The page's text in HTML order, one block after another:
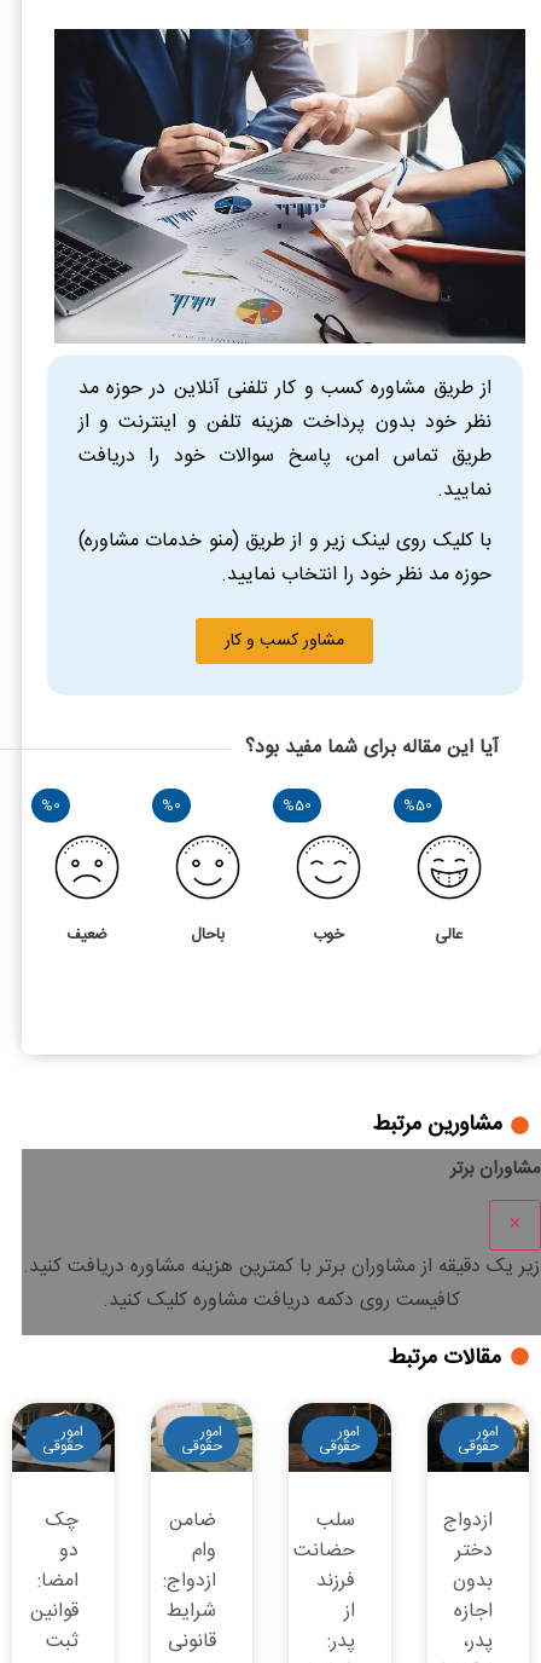
از طریق مشاوره کسب و کار تلفنی آنلاین در حوزه مد
نظر خود بدون پرداخت هزینه تلفن و اینترنت و از
طریق تماس امن، پاسخ سوالات خود را دریافت
نمایید.
با کلیک روی لینک زیر و از طریق (منو خدمات مشاوره)
حوزه مد نظر خود را انتخاب نمایید.
مشاور کسب و کار
آیا این مقاله برای شما مفید بود؟
%50
عالی
%50
خوب
%0
باحال
%0
ضعیف
مشاورین مرتبط
مشاوران برتر
×
زیر یک دقیقه از مشاوران برتر باکمترین هزینه مشاوره دریافت کنید.
کافیست روی دکمه دریافت مشاوره کلیک کنید.
مقالات مرتبط
امور
حقوقی
ازدواج
دختر
بدون
اجازه
پدر،
امور
حقوقی
سلب
حضانت
فرزند
از
پدر:
امور
حقوقی
ضامن
وام
ازدواج:
شرایط
قانونی
امور
حقوقی
چک
دو
امضا:
قوانین
ثبت